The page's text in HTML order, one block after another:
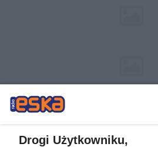
Drogi Użytkowniku,